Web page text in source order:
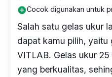
add_circleCocok digunakan untuk
Salah satu gelas ukur
dapat kamu pilih, yaitu
VITLAB. Gelas ukur
yang berkualitas,